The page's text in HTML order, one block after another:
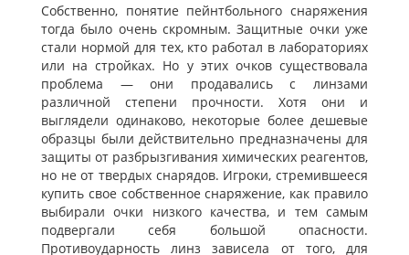
Собственно, понятие пейнтбольного снаряжения
тогда было очень скромным. Защитные очки уже
стали нормой для тех, кто работал в лабораториях
или на стройках. Но у этих очков существовала
проблема — они продавались с линзами
различной степени прочности. Хотя они и
выглядели одинаково, некоторые более дешевые
образцы были действительно предназначены для
защиты от разбрызгивания химических реагентов,
но не от твердых снарядов. Игроки, стремившееся
купить свое собственное снаряжение, как правило
выбирали очки низкого качества, и тем самым
подвергали себя большой опасности.
Противоударность линз зависела от того, для